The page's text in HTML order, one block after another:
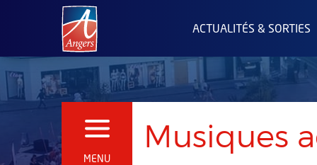
Angers.fr : Retour à l'accueil
ACTUALITÉS & SORTIES
MENU
OUVRIR LE MENU Musiques